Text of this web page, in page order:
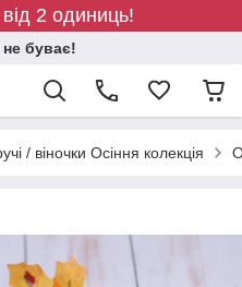
2 одиниць!
буває!
/ віночки Осіння колекція